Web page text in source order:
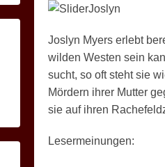
Joslyn Myers erlebt
wilden Westen sein
sucht, so oft steht sie
Mördern ihrer Mutter
sie auf ihren
Lesermeinungen: